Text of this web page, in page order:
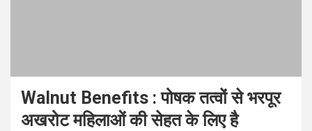
Walnut Benefits : पोषक तत्वों से भरपूर
अखरोट महिलाओं की सेहत के लिए है